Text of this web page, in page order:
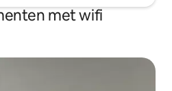
met wifi